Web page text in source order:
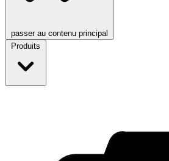
passer au contenu principal
Produits